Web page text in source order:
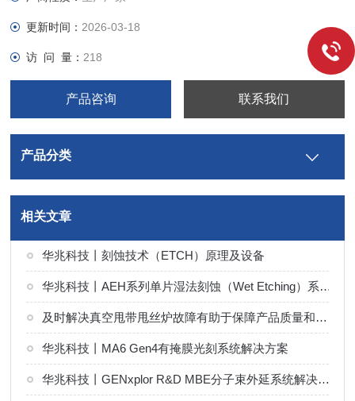
更新时间： 2026-03-18
访 问 量： 218
产品咨询 联系我们
产品分类
相关文章
华兆科技丨刻蚀技术（ETCH）原理及设备
华兆科技丨AEH系列单片湿法刻蚀（Wet Etching）系统解决方案
及时解决真空甩带甩丝炉故障有助于保障产品质量和设备稳定运行
华兆科技丨MA6 Gen4有掩膜光刻系统解决方案
华兆科技丨GENxplor R&D MBE分子束外延系统解决方案